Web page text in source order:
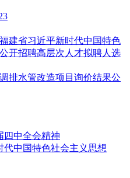
建省习近平新时代中国特色
开招聘高层次人才拟聘人选
排水管改造项目询价结果公
四中全会精神
代中国特色社会主义思想